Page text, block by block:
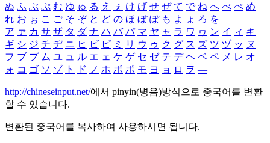
ぬ ふ ぶ ぷ む ゆ ゅ る え ぇ け げ せ ぜ て で ね へ べ ぺ め
れ お ぉ こ ご そ ぞ と ど の ほ ぼ ぽ も よ ょ ろ を
ア ァ カ サ ザ タ ダ ナ ハ バ パ マ ヤ ャ ラ ワ ヮ ン イ ィ キ
ギ シ ジ チ ヂ ニ ヒ ビ ピ ミ リ ウ ゥ ク グ ス ズ ツ ヅ ッ ヌ
フ ブ プ ム ユ ュ ル エ ェ ケ ゲ セ ゼ テ デ ヘ ベ ペ メ レ オ
ォ コ ゴ ソ ゾ ト ド ノ ホ ボ ポ モ ヨ ョ ロ ヲ ―
http://chineseinput.net/에서 pinyin(병음)방식으로 중국어를 변환
할 수 있습니다.
변환된 중국어를 복사하여 사용하시면 됩니다.